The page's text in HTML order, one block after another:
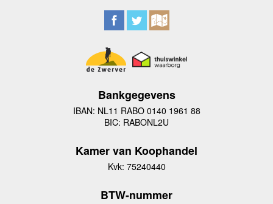
Bankgegevens
IBAN: NL11 RABO 0140 1961 88
BIC: RABONL2U
Kamer van Koophandel
Kvk: 75240440
BTW-nummer